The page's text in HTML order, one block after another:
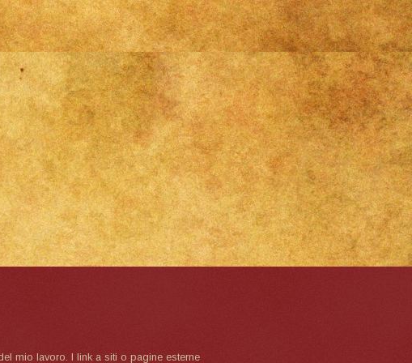
mio lavoro. I link a siti o pagine esterne